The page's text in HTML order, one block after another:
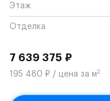
Этаж
Отделка
7 639 375 ₽
195 480 ₽ / цена за м2